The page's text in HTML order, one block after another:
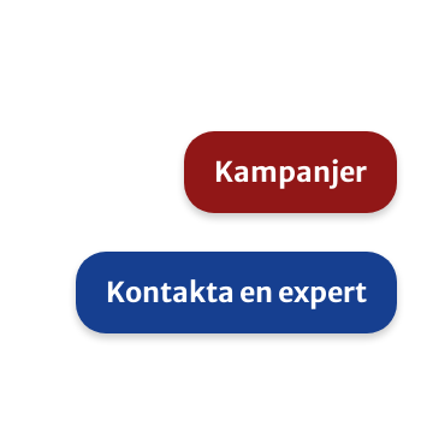
Kontakta en expert
Kampanjer